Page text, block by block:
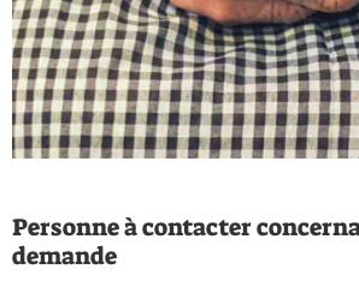
Personne à contacter
demande